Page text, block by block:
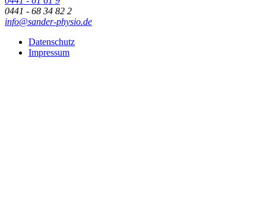
0441 - 68 34 82 2
info@sander-physio.de
Datenschutz
Impressum